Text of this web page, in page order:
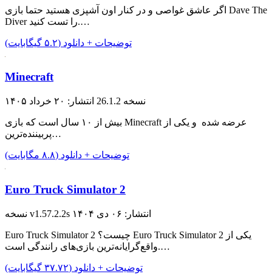
اگر عاشق غواصی و در کنار اون آشپزی هستید حتما بازی Dave The
Diver را تست کنید.…
توضیحات + دانلود (۵.۲ گیگابایت)
Minecraft
نسخه 26.1.2 انتشار: ۲۰ خرداد ۱۴۰۵
بیش از ۱۰ سال است که بازی Minecraft عرضه شده و یکی از
پربیننده‌ترین…
توضیحات + دانلود (۸.۸ مگابایت)
Euro Truck Simulator 2
نسخه v1.57.2.2s انتشار: ۰۶ دی ۱۴۰۴
Euro Truck Simulator 2 چیست؟ Euro Truck Simulator 2 یکی از
واقع‌گرایانه‌ترین بازی‌های رانندگی ‌است.…
توضیحات + دانلود (۳۷.۷۲ گیگابایت)